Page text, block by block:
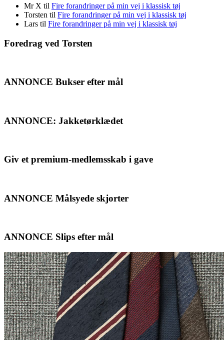
Mr X til Fire forandringer på min vej i klassisk tøj
Torsten til Fire forandringer på min vej i klassisk tøj
Lars til Fire forandringer på min vej i klassisk tøj
Foredrag ved Torsten
ANNONCE Bukser efter mål
ANNONCE: Jakketørklædet
Giv et premium-medlemsskab i gave
ANNONCE Målsyede skjorter
ANNONCE Slips efter mål